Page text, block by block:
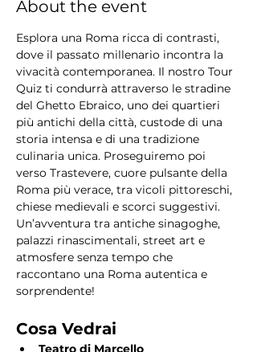
About the event
Esplora una Roma ricca di contrasti,
dove il passato millenario incontra la
vivacità contemporanea. Il nostro Tour
Quiz ti condurrà attraverso le stradine
del Ghetto Ebraico, uno dei quartieri
più antichi della città, custode di una
storia intensa e di una tradizione
culinaria unica. Proseguiremo poi
verso Trastevere, cuore pulsante della
Roma più verace, tra vicoli pittoreschi,
chiese medievali e scorci suggestivi.
Un’avventura tra antiche sinagoghe,
palazzi rinascimentali, street art e
atmosfere senza tempo che
raccontano una Roma autentica e
sorprendente!
Cosa Vedrai